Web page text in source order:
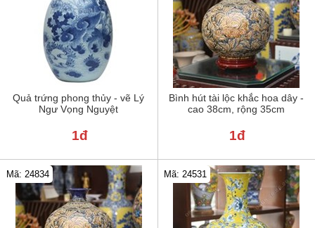
Quả trứng phong thủy - vẽ Lý
Ngư Vọng Nguyệt
1đ
Bình hút tài lộc khắc hoa dây -
cao 38cm, rộng 35cm
1đ
Mã: 24834 Mã: 24531